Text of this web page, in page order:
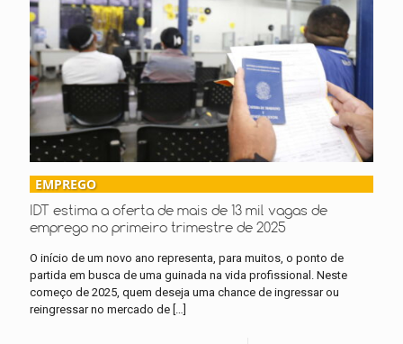
EMPREGO
IDT estima a oferta de mais de 13 mil vagas de
emprego no primeiro trimestre de 2025
O início de um novo ano representa, para muitos, o ponto de
partida em busca de uma guinada na vida profissional. Neste
começo de 2025, quem deseja uma chance de ingressar ou
reingressar no mercado de